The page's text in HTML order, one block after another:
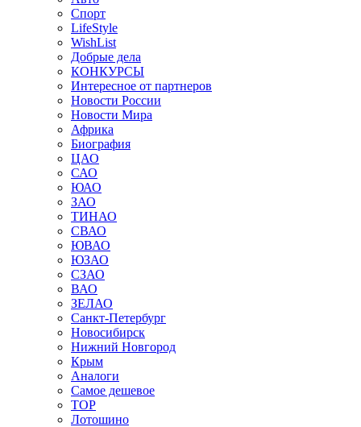
Спорт
LifeStyle
WishList
Добрые дела
КОНКУРСЫ
Интересное от партнеров
Новости России
Новости Мира
Африка
Биография
ЦАО
САО
ЮАО
ЗАО
ТИНАО
СВАО
ЮВАО
ЮЗАО
СЗАО
ВАО
ЗЕЛАО
Санкт-Петербург
Новосибирск
Нижний Новгород
Крым
Аналоги
Самое дешевое
TOP
Лотошино